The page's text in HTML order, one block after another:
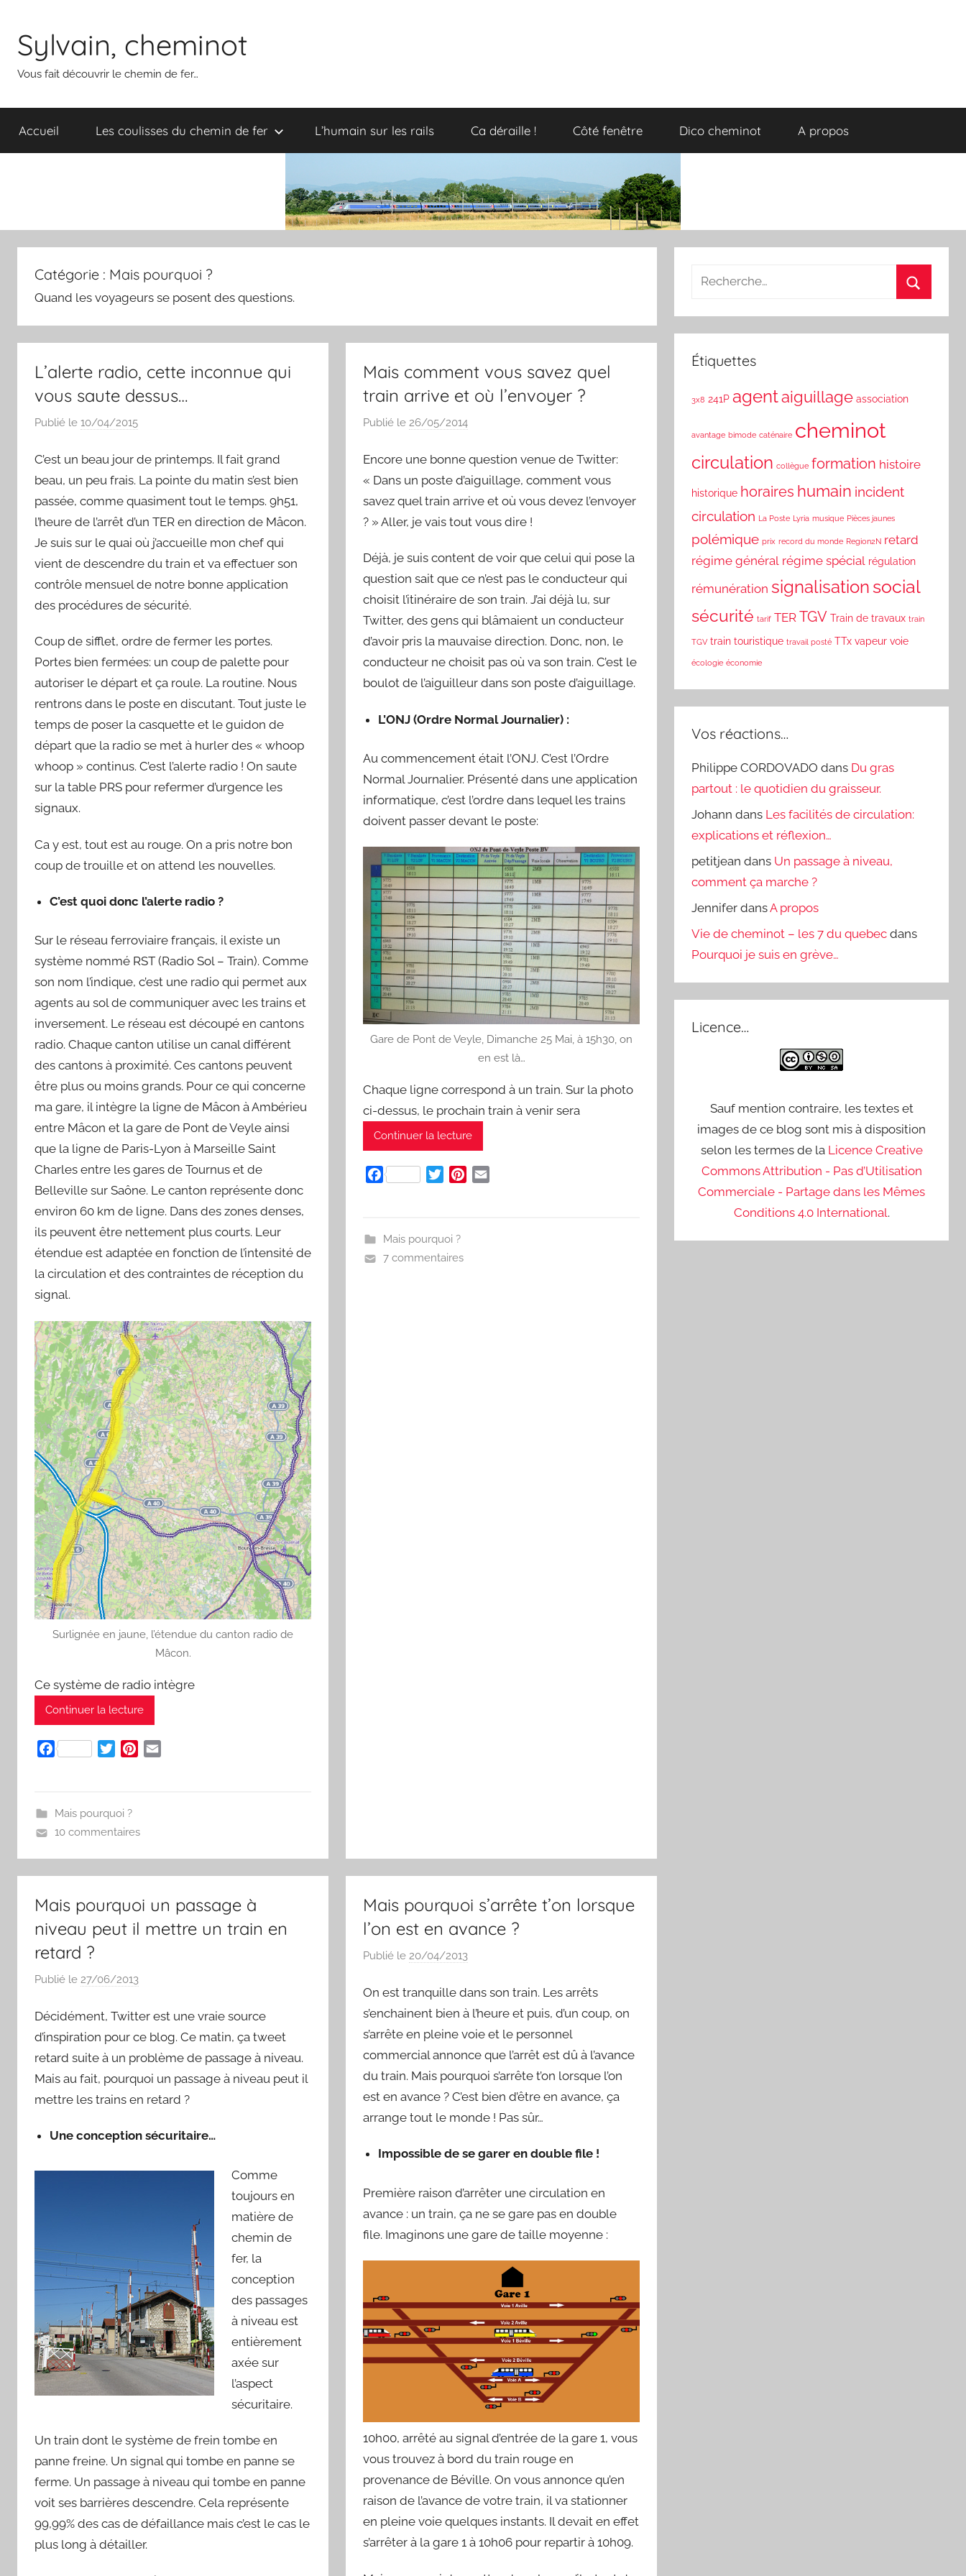
contenu
Sylvain, cheminot
Vous fait découvrir le chemin de fer…
Accueil Les coulisses du chemin de fer L’humain sur les rails Ca déraille ! Côté fenêtre Dico cheminot A propos
Catégorie : Mais pourquoi ?
Quand les voyageurs se posent des questions.
L’alerte radio, cette inconnue qui
vous saute dessus…
Publié le 10/04/2015
r
S
y
i
n
B
u
a
r
d
C’est un beau jour de printemps. Il fait grand
beau, un peu frais. La pointe du matin s’est bien
passée, comme quasiment tout le temps. 9h51,
l’heure de l’arrêt d’un TER en direction de Mâcon.
Je suis sur le quai où j’accueille mon chef qui
vient de descendre du train et va effectuer son
contrôle mensuel de notre bonne application
des procédures de sécurité.
Coup de sifflet, ordre de fermer les portes.
Portes bien fermées: un coup de palette pour
autoriser le départ et ça roule. La routine. Nous
rentrons dans le poste en discutant. Tout juste le
temps de poser la casquette et le guidon de
départ que la radio se met à hurler des « whoop
whoop » continus. C’est l’alerte radio ! On saute
sur la table PRS pour refermer d’urgence les
signaux.
Ca y est, tout est au rouge. On a pris notre bon
coup de trouille et on attend les nouvelles.
C’est quoi donc l’alerte radio ?
Sur le réseau ferroviaire français, il existe un
système nommé RST (Radio Sol – Train). Comme
son nom l’indique, c’est une radio qui permet aux
agents au sol de communiquer avec les trains et
inversement. Le réseau est découpé en cantons
radio. Chaque canton utilise un canal différent
des cantons à proximité. Ces cantons peuvent
être plus ou moins grands. Pour ce qui concerne
ma gare, il intègre la ligne de Mâcon à Ambérieu
entre Mâcon et la gare de Pont de Veyle ainsi
que la ligne de Paris-Lyon à Marseille Saint
Charles entre les gares de Tournus et de
Belleville sur Saône. Le canton représente donc
environ 60 km de ligne. Dans des zones denses,
ils peuvent être nettement plus courts. Leur
étendue est adaptée en fonction de l’intensité de
la circulation et des contraintes de réception du
signal.
Surlignée en jaune, l’étendue du canton radio de
Mâcon.
Ce système de radio intègre
Continuer la lecture
F
b
o
t
e
r
Mais pourquoi ?
10 commentaires
Mais comment vous savez quel
train arrive et où l’envoyer ?
Publié le26/05/2014
r
S
y
l
a
o
u
a
r
Encore une bonne question venue de Twitter:
« Dans un poste d’aiguillage, comment vous
savez quel train arrive et où vous devez l’envoyer
? » Aller, je vais tout vous dire !
Déjà, je suis content de voir que celui qui pose la
question sait que ce n’est pas le conducteur qui
choisit l’itinéraire de son train. J’ai déjà lu, sur
Twitter, des gens qui blâmaient un conducteur
d’avoir pris la mauvaise direction. Donc, non, le
conducteur ne choisit pas où va son train. C’est le
boulot de l’aiguilleur dans son poste d’aiguillage.
L’ONJ (Ordre Normal Journalier) :
Au commencement était l’ONJ. C’est l’Ordre
Normal Journalier. Présenté dans une application
informatique, c’est l’ordre dans lequel les trains
doivent passer devant le poste:
Gare de Pont de Veyle, Dimanche 25 Mai, à 15h30, on
en est là…
Chaque ligne correspond à un train. Sur la photo
ci-dessus, le prochain train à venir sera
Continuer la lecture
F
b
o
t
e
Mais pourquoi ?
7 commentaires
Mais pourquoi un passage à
niveau peut il mettre un train en
retard ?
Publié le 27/06/2013
r
S
y
d
Décidément, Twitter est une vraie source
d’inspiration pour ce blog. Ce matin, ça tweet
retard suite à un problème de passage à niveau.
Mais au fait, pourquoi un passage à niveau peut il
mettre les trains en retard ?
Une conception sécuritaire…
Comme
toujours en
matière de
chemin de
fer, la
conception
des passages
à niveau est
entièrement
axée sur
l’aspect
sécuritaire.
Un train dont le système de frein tombe en
panne freine. Un signal qui tombe en panne se
ferme. Un passage à niveau qui tombe en panne
voit ses barrières descendre. Cela représente
99,99% des cas de défaillance mais c’est le cas le
plus long à détailler.
Mais pourquoi s’arrête t’on lorsque
l’on est en avance ?
Publié le20/04/2013
r
S
y
a
i
n
o
a
r
d
On est tranquille dans son train. Les arrêts
s’enchainent bien à l’heure et puis, d’un coup, on
s’arrête en pleine voie et le personnel
commercial annonce que l’arrêt est dû à l’avance
du train. Mais pourquoi s’arrête t’on lorsque l’on
est en avance ? C’est bien d’être en avance, ça
arrange tout le monde ! Pas sûr…
Impossible de se garer en double file !
Première raison d’arrêter une circulation en
avance : un train, ça ne se gare pas en double
file. Imaginons une gare de taille moyenne :
10h00, arrêté au signal d’entrée de la gare 1, vous
vous trouvez à bord du train rouge en
provenance de Béville. On vous annonce qu’en
raison de l’avance de votre train, il va stationner
en pleine voie quelques instants. Il devait en effet
s’arrêter à la gare 1 à 10h06 pour repartir à 10h09.
Étiquettes
3x8 241P agentaiguillage association
avantage bimode caténaire cheminot
circulation collègue formation histoire
historique horaires humain incident
circulation La Poste Lyria musique Pièces jaunes
polémique prix record du monde Region2N retard
régime général régime spécial régulation
rémunération signalisation social
sécurité tarif TER TGV Train de travaux train
TGV train touristique travail posté TTx vapeur voie
écologie économie
Vos réactions…
Philippe CORDOVADO dans Du gras
partout : le quotidien du graisseur.
Johann dans Les facilités de circulation:
explications et réflexion…
petitjean dans Un passage à niveau,
comment ça marche ?
Jennifer dansA propos
Vie de cheminot – les 7 du quebec dans
Pourquoi je suis en grève…
Licence…
Sauf mention contraire, les textes et
images de ce blog sont mis à disposition
selon les termes de la Licence Creative
Commons Attribution - Pas d’Utilisation
Commerciale - Partage dans les Mêmes
Conditions 4.0 International.